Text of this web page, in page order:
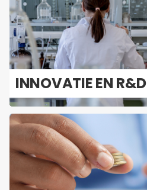
IN­NO­VA­TIE EN R&D